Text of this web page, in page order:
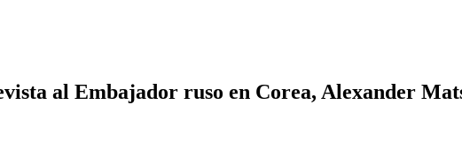
al Embajador ruso en Corea, Alexander